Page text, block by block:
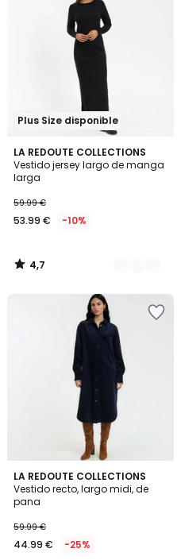
Plus Size disponible
LA REDOUTE COLLECTIONS
Vestido jersey largo de manga
larga
59.99 €
53.99 € -10%
4,7
/ 5
2
Colores
4,7
/
LA REDOUTE COLLECTIONS
Vestido recto, largo midi, de
pana
59.99 €
44.99 € -25%
4,3
/ 5